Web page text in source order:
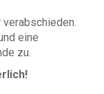
eine
zu.